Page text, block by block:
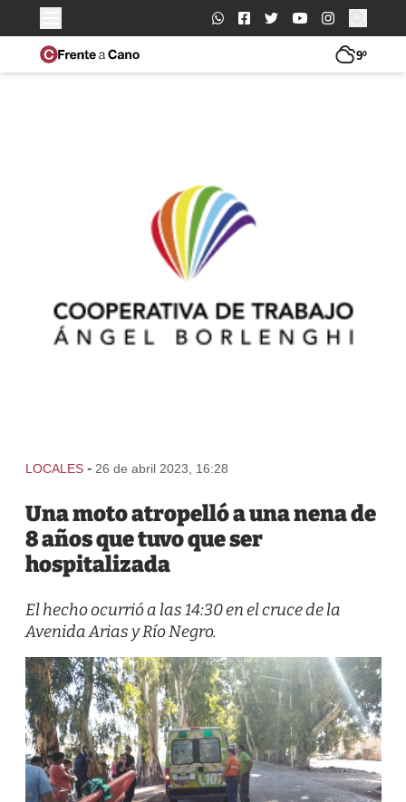
Buscar:
9º
LOCALES - 26 de abril 2023, 16:28
Una moto atropelló a una nena de
8 años que tuvo que ser
hospitalizada
El hecho ocurrió a las 14:30 en el cruce de la
Avenida Arias y Río Negro.